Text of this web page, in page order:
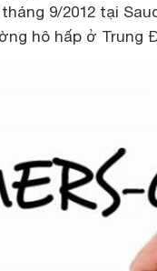
9/2012 tại
hô hấp ở Trung